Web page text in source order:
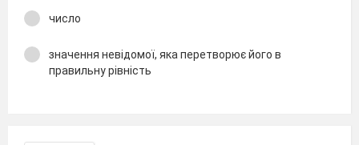
число
значення невідомої, яка перетворює його в
правильну рівність